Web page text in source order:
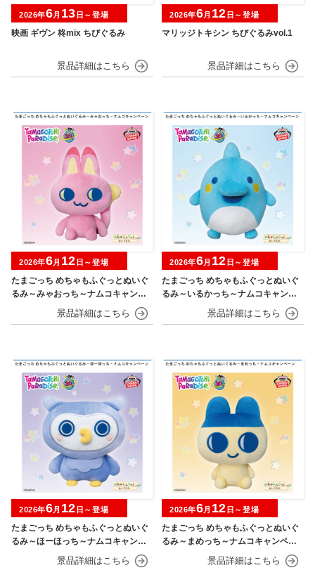
映画 ギヴン 柊mix ちびぐるみ
2026年6月 13 日～登場
マリッジトキシン ちびぐるみvol.1
2026年6月 12 日～登場
たまごっち めちゃもふぐっとぬいぐ
るみ～みゃおっち～ナムコキャンペ
2026年6月 12 日～登場
たまごっち めちゃもふぐっとぬいぐ
るみ～いるかっち～ナムコキャンペ
2026年6月 12 日～登場
たまごっち めちゃもふぐっとぬいぐ
るみ～ほーほっち～ナムコキャンペ
2026年6月 12 日～登場
たまごっち めちゃもふぐっとぬいぐ
るみ～まめっち～ナムコキャンペー
2026年6月 12 日～登場